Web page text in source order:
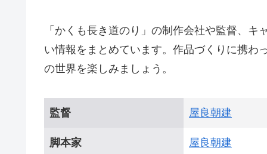
「かくも長き道のり」の制作会社や監督、
い情報をまとめています。作品づくりに携わ
の世界を楽しみましょう。
監督 屋良朝建
脚本家 屋良朝建